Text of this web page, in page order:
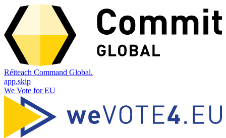
Réiteach Command Global.
app.skip
We Vote for EU